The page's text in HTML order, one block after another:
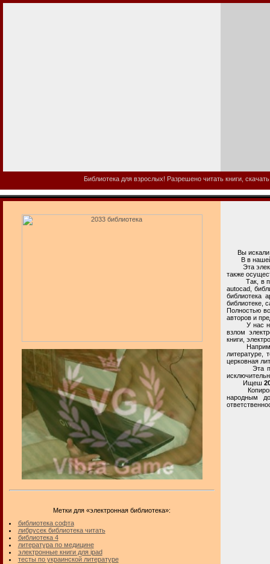
Библиотека для взрослых! Разрешено читать книги,
Метки для «электронная библиотека»:
библиотека софта
либрусек библиотека читать
библиотека 4
литература по медицине
электронные книги для ipad
тесты по украинской литературе
Вы искали
В в нашей
Эта
также
Так, в
autocad,
библиотека
библиотеке,
Полностью
авторов и
У нас на
взлом
книги,
Например,
литературе,
церковная
Эта
Ищеш
народным